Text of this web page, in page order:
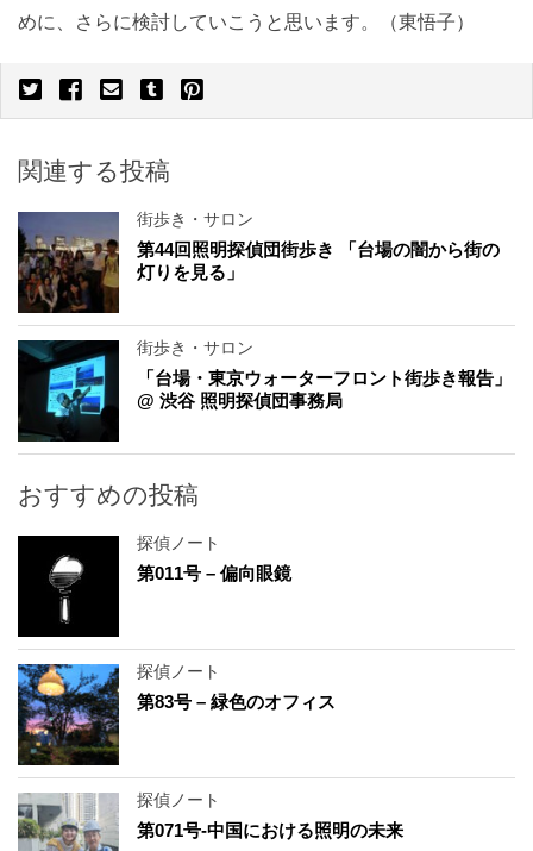
めに、さらに検討していこうと思います。（東悟子）
関連する投稿
街歩き・サロン
第44回照明探偵団街歩き 「台場の闇から街の
灯りを見る」
街歩き・サロン
「台場・東京ウォーターフロント街歩き報告」
@ 渋谷 照明探偵団事務局
おすすめの投稿
探偵ノート
第011号 – 偏向眼鏡
探偵ノート
第83号 – 緑色のオフィス
探偵ノート
第071号-中国における照明の未来